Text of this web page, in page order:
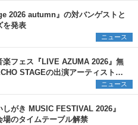
2026 autumn』の対バンゲストと
を発表
ニュース
楽フェス『LIVE AZUMA 2026』無
STAGEの出演アーティストを
ニュース
がき MUSIC FESTIVAL 2026』
場のタイムテーブル解禁